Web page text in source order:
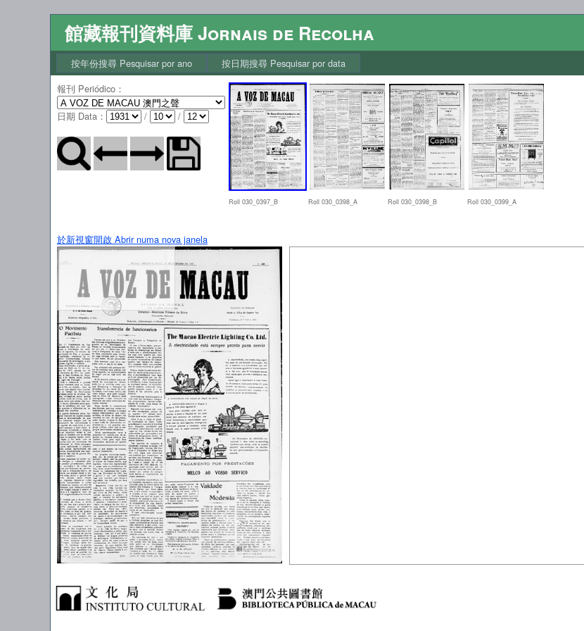
館藏報刊資料庫 Jornais de Recolha
按年份搜尋 Pesquisar por ano
按日期搜尋 Pesquisar por data
報刊 Periódico ：
日期 Data ： / /
Roll 030_0397_B Roll 030_0398_A Roll 030_0398_B Roll 030_0399_A
於新視窗開啟 Abrir numa nova janela